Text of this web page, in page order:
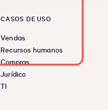
CASOS DE USO
Vendas
Recursos humanos
Compras
Jurídico
TI